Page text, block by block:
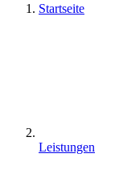
Startseite
Leistungen